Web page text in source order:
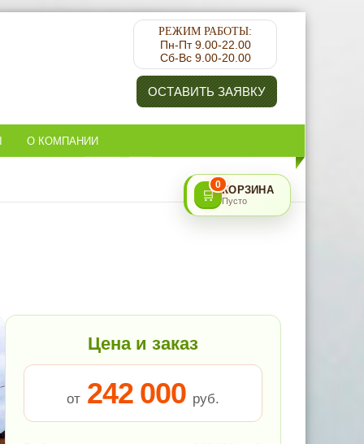
РЕЖИМ РАБОТЫ:
Пн-Пт 9.00-22.00
Сб-Вс 9.00-20.00
ОСТАВИТЬ ЗАЯВКУ
🛒
0КОРЗИНА
Пусто
О КОМПАНИИ
Цена и заказ
от 242 000 руб.